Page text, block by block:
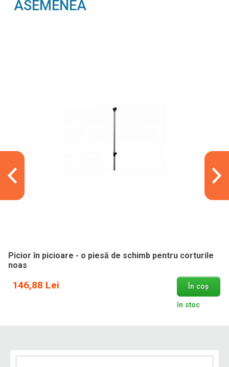
ASEMENEA
Picior în picioare - o piesă de schimb pentru corturile
noas
146,88 Lei În coș
în stoc